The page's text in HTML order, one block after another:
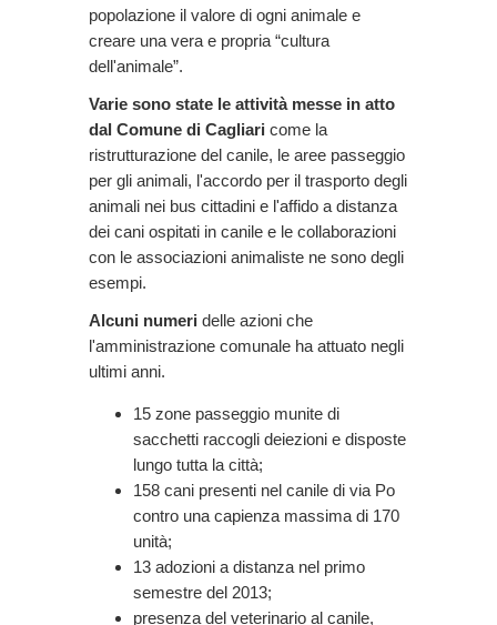
popolazione il valore di ogni animale e
creare una vera e propria “cultura
dell'animale”.
Varie sono state le attività messe in atto
dal Comune di Cagliari come la
ristrutturazione del canile, le aree passeggio
per gli animali, l'accordo per il trasporto degli
animali nei bus cittadini e l'affido a distanza
dei cani ospitati in canile e le collaborazioni
con le associazioni animaliste ne sono degli
esempi.
Alcuni numeri delle azioni che
l'amministrazione comunale ha attuato negli
ultimi anni.
15 zone passeggio munite di
sacchetti raccogli deiezioni e disposte
lungo tutta la città;
158 cani presenti nel canile di via Po
contro una capienza massima di 170
unità;
13 adozioni a distanza nel primo
semestre del 2013;
presenza del veterinario al canile,